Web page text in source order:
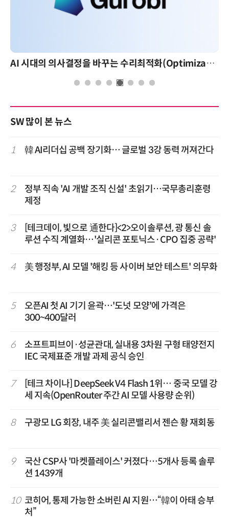
AI 시대의 의사결정을 바꾸는 수리최적화(Optimization): 실제 산업 적용 사례와 활용 전략 AI 핀옵스 실전 세미나
SW 많이 본 뉴스
1 韓 AI리더십 공백 장기화… 글로벌 3강 동력 꺼져간다
2
정부 직속 'AI 개발 조직 신설' 초읽기…국무총리훈령
제정
3
[테크데이, 빛으로 通한다]<2>오이솔루션, 광 통신 솔
루션 수직 계열화…'실리콘 포토닉스·CPO 집중 공략'
4 美 행정부, AI 모델 '해킹 등 사이버 보안 테스트' 의무화
5
오픈AI 첫 AI 기기 윤곽…'도넛 모양'에 가격은
300~400달러
6
소프트피브이·성균관대, 실내용 3차원 구형 태양전지
IEC 국제표준 개발 과제 공식 승인
7
[테크 차이나] DeepSeek V4 Flash 1위… 중국 모델 강
세 지속(OpenRouter 주간 AI 모델 사용량 순위)
8 구광모 LG 회장, 내주 美 실리콘밸리서 젠슨 황 재회동
9
국산 CSP사 '마켓플레이스' 커졌다…5개사 등록 솔루
션 1439개
10 코히어, 통제 가능한 소버린 AI 지원…“韓이 아태 승부
처”